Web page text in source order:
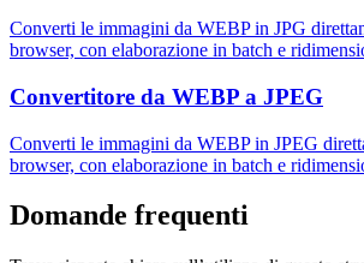
Converti le immagini da WEBP in JPG
browser, con elaborazione in batch e
Convertitore da WEBP a JPEG
Converti le immagini da WEBP in JPEG
browser, con elaborazione in batch e
Domande frequenti